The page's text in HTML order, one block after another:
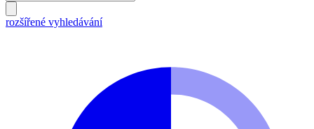
rozšířené vyhledávání